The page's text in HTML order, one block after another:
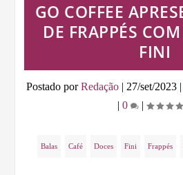
GO COFFEE
DE FRAPPÉS
FINI
Postado porRedação| 27/set/2023|
| 0 |
Balas Café Doces Fini Frappés